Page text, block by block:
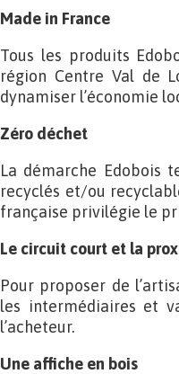
Made in France
Tous les produits
région Centre Val de
dynamiser l’économie
Zéro déchet
La démarche Edobois
recyclés et/ou
française privilégie le
Le circuit court et la
Pour proposer de
les intermédiaires et
l’acheteur.
Une affiche en bois